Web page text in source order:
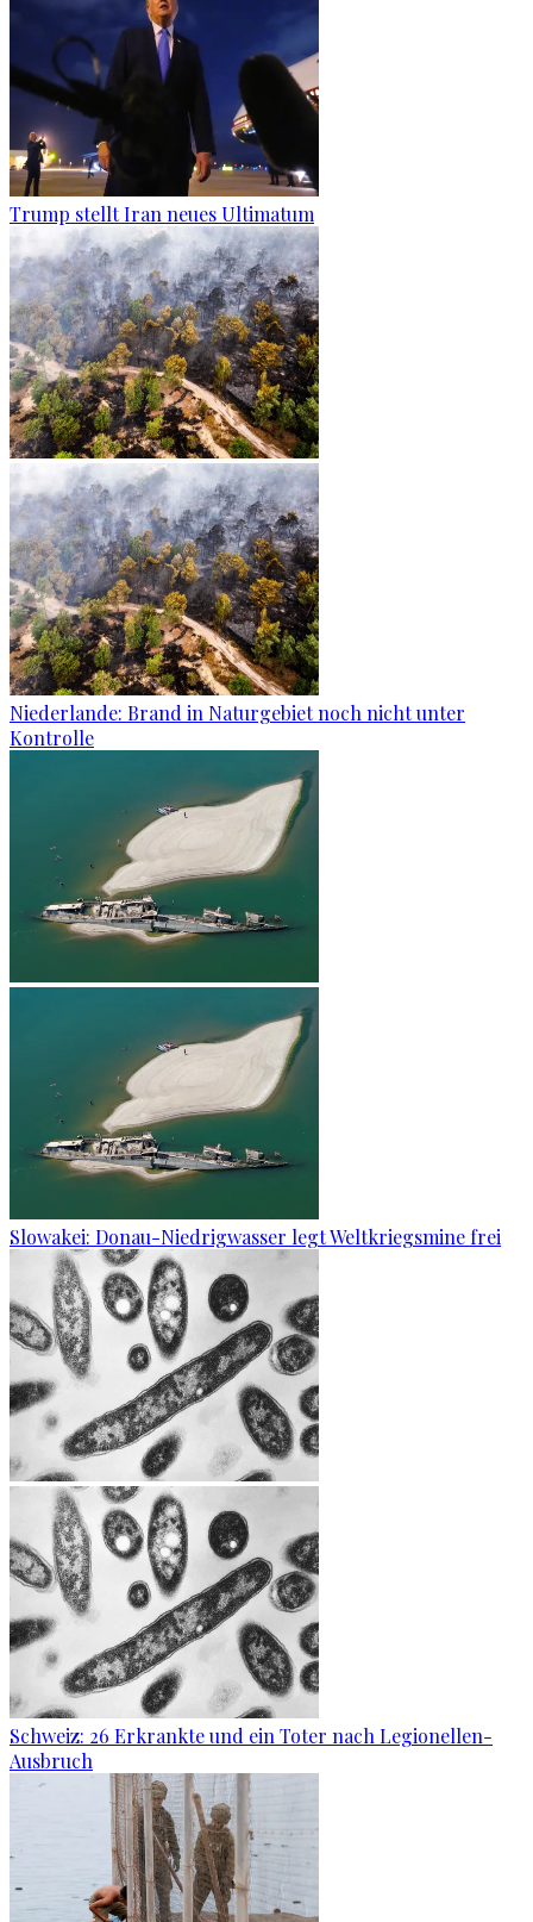
Trump stellt Iran neues Ultimatum
Niederlande: Brand in Naturgebiet noch nicht unter
Kontrolle
Slowakei: Donau-Niedrigwasser legt Weltkriegsmine frei
Schweiz: 26 Erkrankte und ein Toter nach Legionellen-
Ausbruch